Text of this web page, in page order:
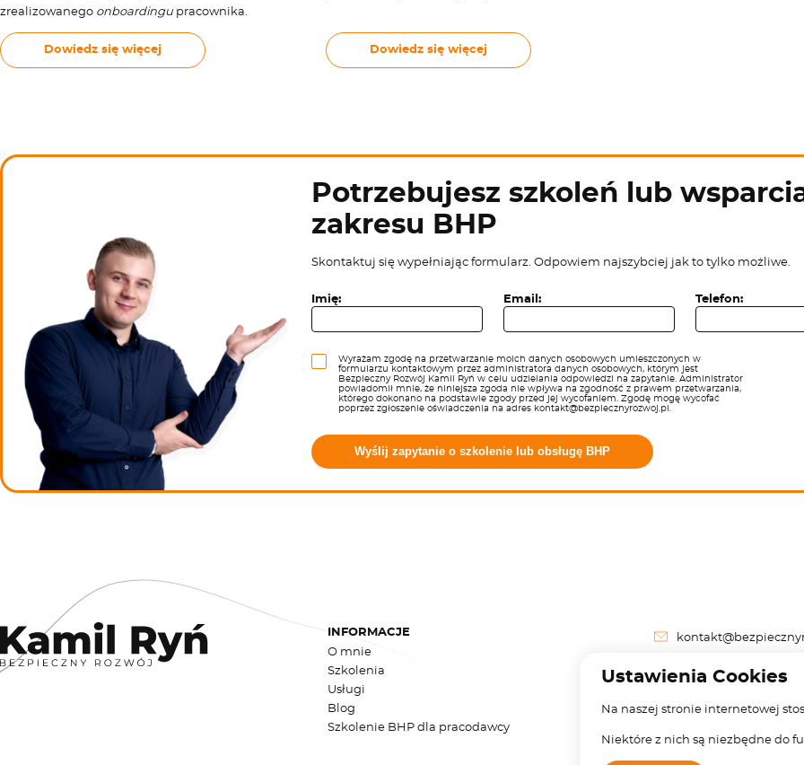
Ustawienia Cookies
Na naszej stronie internetowej
Niektóre z nich są niezbędne do
zrealizowanego onboardingu pracownika.
Dowiedz się więcej Dowiedz się więcej
Potrzebujesz szkoleń lub
zakresu BHP
Skontaktuj się wypełniając formularz. Odpowiem najszybciej jak to tylko możliwe.
Imię: Email: Telefon:
Wyrażam zgodę na przetwarzanie moich danych osobowych umieszczonych w
formularzu kontaktowym przez administratora danych osobowych, którym jest
Bezpieczny Rozwój Kamil Ryń w celu udzielania odpowiedzi na zapytanie. Administrator
powiadomił mnie, że niniejsza zgoda nie wpływa na zgodność z prawem przetwarzania,
którego dokonano na podstawie zgody przed jej wycofaniem. Zgodę mogę wycofać
poprzez zgłoszenie oświadczenia na adres kontakt@bezpiecznyrozwoj.pl.
Wyślij zapytanie o szkolenie lub obsługę BHP
INFORMACJE
O mnie
Szkolenia
Usługi
Blog
Szkolenie BHP dla pracodawcy
+48 504 581 074